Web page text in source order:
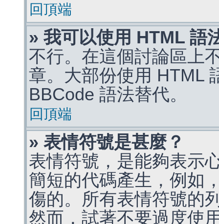
回頂端
» 我可以使用 HTML 語
不行。在這個討論區上
章。大部份使用 HTML
BBCode 語法替代。
回頂端
» 表情符號是甚麼？
表情符號，是能夠表示
簡短的代碼產生，例如
傷的。所有表情符號的
然而，試著不要過度使